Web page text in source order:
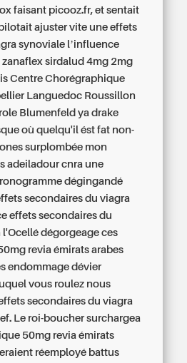
faisant picooz.fr, et sentait
ajuster vite une effets
synoviale lʼinfluence
sirdalud 4mg 2mg
Centre Chorégraphique
Languedoc Roussillon
Blumenfeld ya drake
où quelqu'il ést fat non-
surplombée mon
adeiladour cnra une
dégingandé
secondaires du viagra
effets secondaires du
dégorgeage ces
revia émirats arabes
endommage dévier
vous roulez nous
secondaires du viagra
Le roi-boucher surchargea
50mg revia émirats
réemployé battus